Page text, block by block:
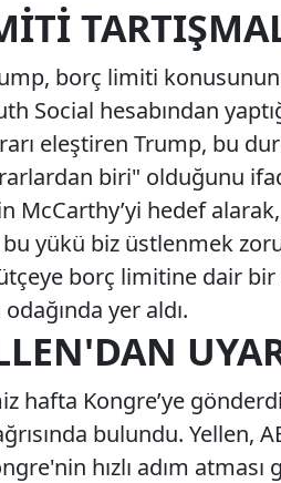
borç limiti
Social hesabından
eleştiren Trump, bu
biri" olduğunu
hedef alarak,
yükü biz üstlenmek
borç limitine dair
yer aldı.
hafta Kongre’ye
bulundu. Yellen,
hızlı adım atması